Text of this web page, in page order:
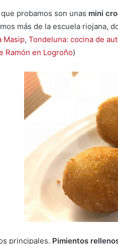
probamos son unas mini
más de la escuela riojana,
Masip, Tondeluna: cocina de
Ramón en Logroño)
principales. Pimientos